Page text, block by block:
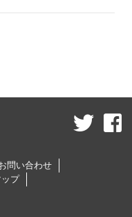
問い合わせ
プ